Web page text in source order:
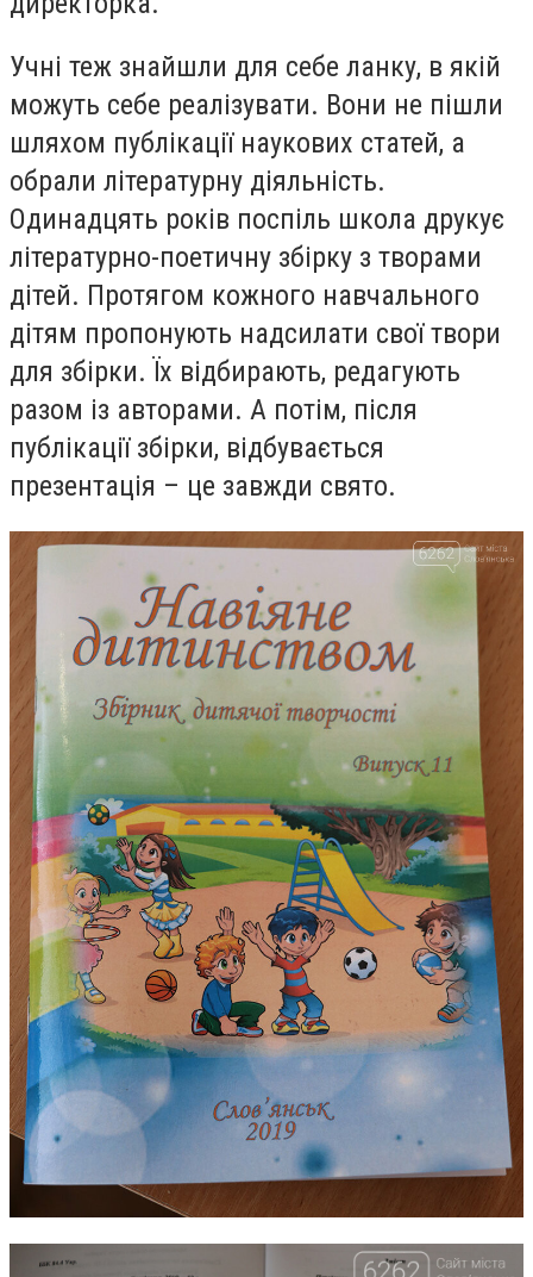
Учні теж знайшли для себе ланку, в якій
можуть себе реалізувати. Вони не пішли
шляхом публікації наукових статей, а
обрали літературну діяльність.
Одинадцять років поспіль школа друкує
літературно-поетичну збірку з творами
дітей. Протягом кожного навчального
дітям пропонують надсилати свої твори
для збірки. Їх відбирають, редагують
разом із авторами. А потім, після
публікації збірки, відбувається
презентація – це завжди свято.